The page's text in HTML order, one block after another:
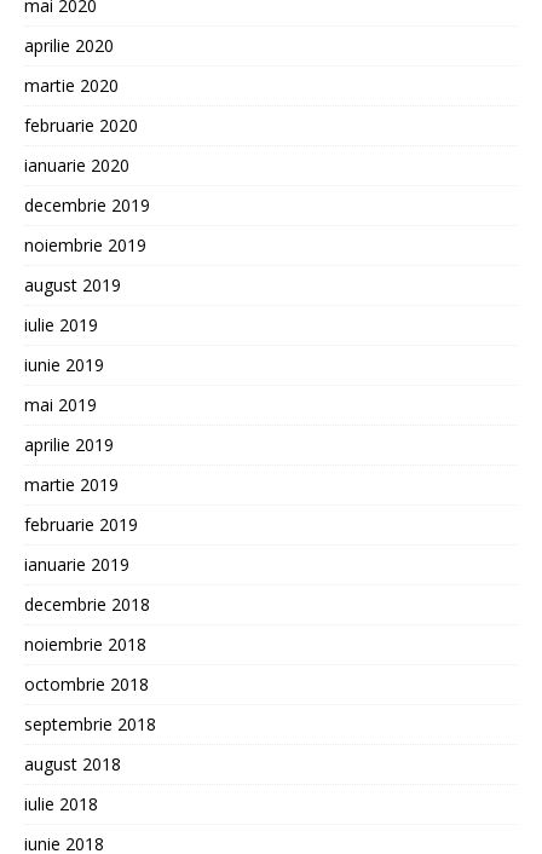
mai 2020
aprilie 2020
martie 2020
februarie 2020
ianuarie 2020
decembrie 2019
noiembrie 2019
august 2019
iulie 2019
iunie 2019
mai 2019
aprilie 2019
martie 2019
februarie 2019
ianuarie 2019
decembrie 2018
noiembrie 2018
octombrie 2018
septembrie 2018
august 2018
iulie 2018
iunie 2018